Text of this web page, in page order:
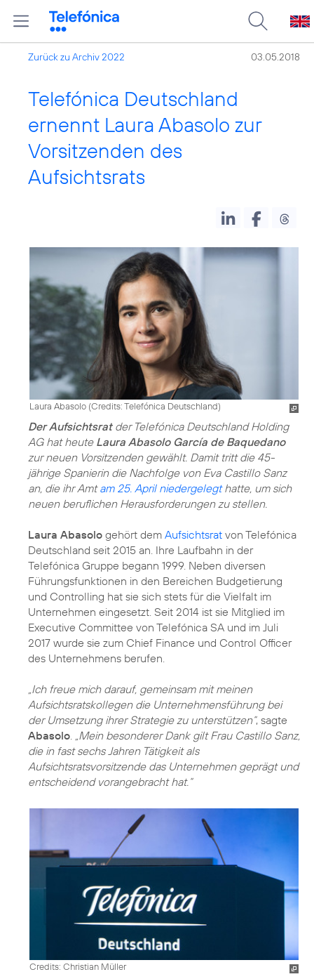
Zurück zu Archiv 2022 03.05.2018
Telefónica Deutschland
ernennt Laura Abasolo zur
Vorsitzenden des
Aufsichtsrats
Laura Abasolo (Credits: Telefónica Deutschland)
Der Aufsichtsratder Telefónica Deutschland Holding
AG hat heute Laura Abasolo García de Baquedano
zur neuen Vorsitzenden gewählt. Damit tritt die 45-
jährige Spanierin die Nachfolge von Eva Castillo Sanz
an, die ihr Amtam 25. April niedergelegthatte, um sich
neuen beruflichen Herausforderungen zu stellen.
Laura Abasolo gehört dem Aufsichtsrat von Telefónica
Deutschland seit 2015 an. Ihre Laufbahn in der
Telefónica Gruppe begann 1999. Neben diversen
Führungsfunktionen in den Bereichen Budgetierung
und Controlling hat sie sich stets für die Vielfalt im
Unternehmen eingesetzt. Seit 2014 ist sie Mitglied im
Executive Committee von Telefónica SA und im Juli
2017 wurde sie zum Chief Finance und Control Officer
des Unternehmens berufen.
„Ich freue mich darauf, gemeinsam mit meinen
Aufsichtsratskollegen die Unternehmensführung bei
der Umsetzung ihrer Strategie zu unterstützen“, sagte
Abasolo
„Mein besonderer Dank gilt Frau Castillo Sanz,
die in fast sechs Jahren Tätigkeit als
Aufsichtsratsvorsitzende das Unternehmen geprägt und
entscheidend vorangebracht hat.“
Credits: Christian Müller